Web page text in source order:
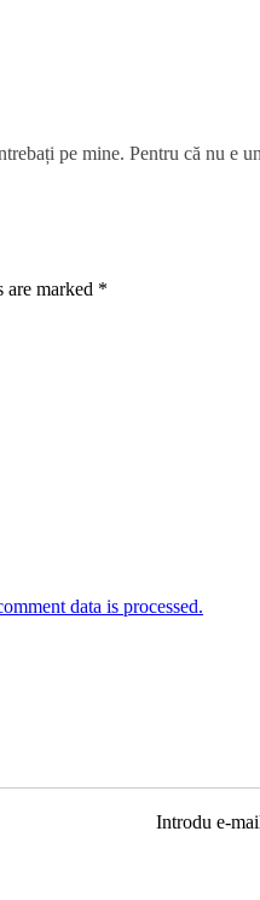
pe mine. Pentru că nu e
are marked *
data is processed.
Introdu e-